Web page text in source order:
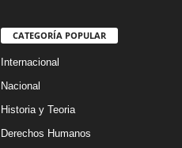
CATEGORÍA POPULAR
Internacional
Nacional
Historia y Teoria
Derechos Humanos